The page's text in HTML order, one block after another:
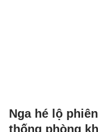
Nga hé lộ
thống phòng